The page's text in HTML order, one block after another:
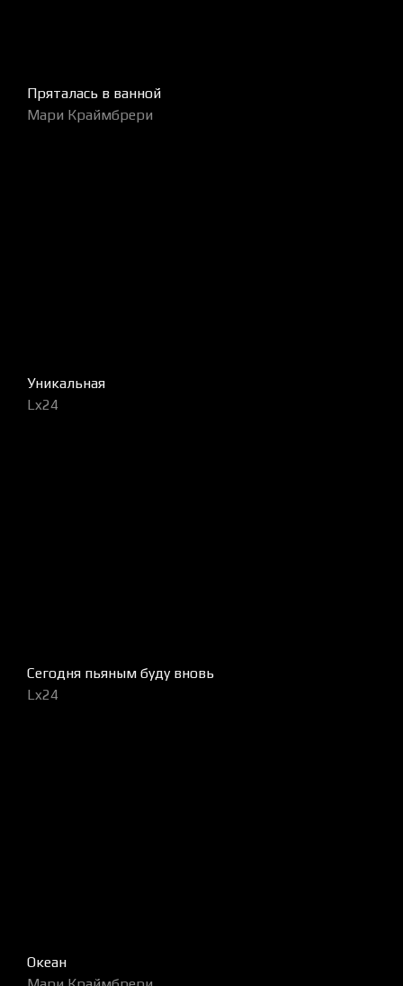
Пряталась в ванной
Мари Краймбрери
Уникальная
Lx24
Сегодня пьяным буду вновь
Lx24
Океан